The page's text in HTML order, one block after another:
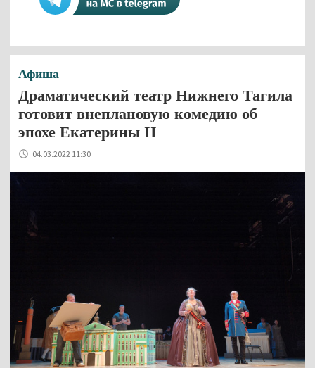
Афиша
Драматический театр Нижнего Тагила
готовит внеплановую комедию об
эпохе Екатерины II
04.03.2022 11:30